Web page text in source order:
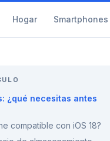
Hogar Smartphones
¿qué necesitas antes
compatible con iOS 18?